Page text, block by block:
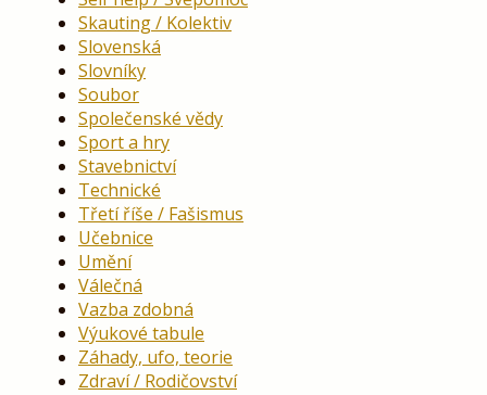
Skauting / Kolektiv
Slovenská
Slovníky
Soubor
Společenské vědy
Sport a hry
Stavebnictví
Technické
Třetí říše / Fašismus
Učebnice
Umění
Válečná
Vazba zdobná
Výukové tabule
Záhady, ufo, teorie
Zdraví / Rodičovství